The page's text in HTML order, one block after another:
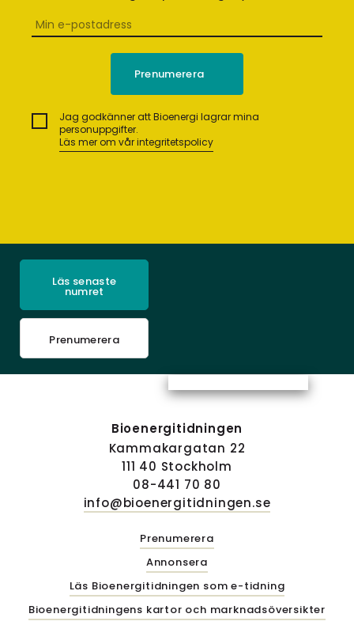
Jag godkänner att Bioenergi lagrar mina
personuppgifter.
Läs mer om vår integritetspolicy
Läs senaste
numret
Prenumerera
Bioenergitidningen
Kammakargatan 22
111 40 Stockholm
08-441 70 80
info@bioenergitidningen.se
Prenumerera
Annonsera
Läs Bioenergitidningen som e-tidning
Bioenergitidningens kartor och marknadsöversikter